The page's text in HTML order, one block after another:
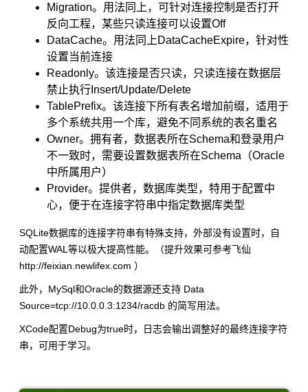
Migration。用法同上，可针对连接控制是否打开
反向工程，某些只读连接可以设置Off
DataCache。用法同上DataCacheExpire，针对性
设置当前连接
Readonly。该连接是否只读，只读连接在数据层
禁止执行Insert/Update/Delete
TablePrefix。该连接下所有表名增加前缀，适用于
多个系统共用一个库，避免不同系统的表名重名
Owner。拥有者，数据表所在Schema和登录用户
不一致时，需要设置数据表所在Schema（Oracle
中所属用户）
Provider。提供者，数据库类型，特用于配置中
心，便于在连接字符串中指定数据库类型
SQLite数据库的连接字符串有特殊支持，外部没有设置时，自
动配置WAL等以极大提高性能。（提升效果可参考飞仙
http://feixian.newlifex.com ）
此外，MySql和Oracle的数据源还支持 Data
Source=tcp://10.0.0.3:1234/racdb 的简写用法。
XCode配置Debug为true时，日志会输出调整好的最终连接字符
串，可用于学习。